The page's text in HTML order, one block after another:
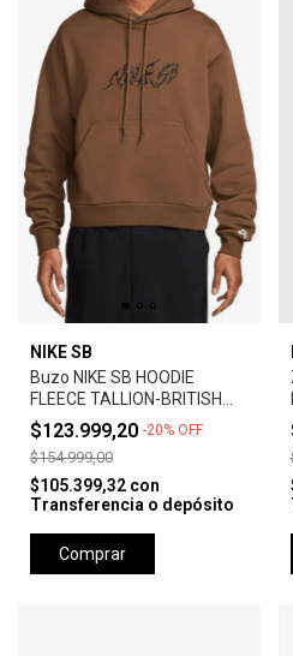
NIKE SB
Buzo NIKE SB HOODIE
FLEECE TALLION-BRITISH
TAN
$123.999,20 -20% OFF
$154.999,00
$105.399,32 con
Transferencia o depósito
Comprar